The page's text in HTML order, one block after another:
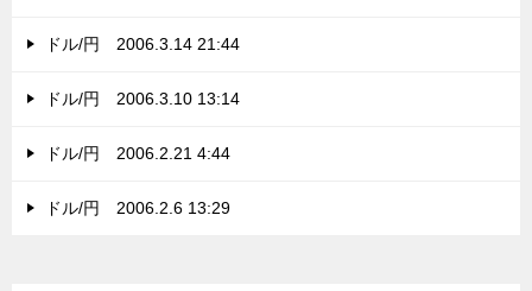
ドル/円 2006.3.14 21:44
ドル/円 2006.3.10 13:14
ドル/円 2006.2.21 4:44
ドル/円 2006.2.6 13:29